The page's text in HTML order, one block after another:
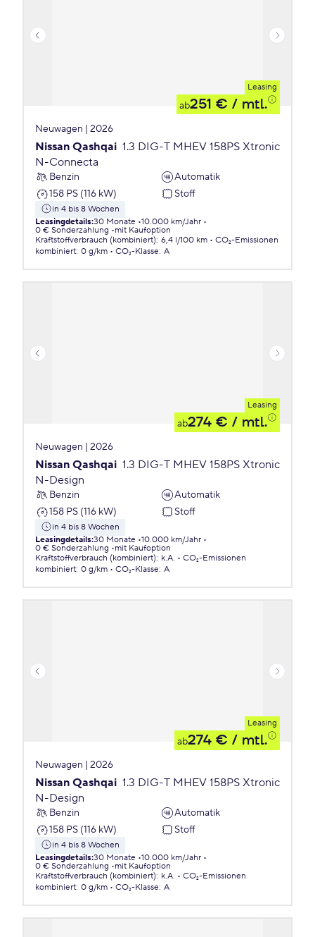
Leasing
ab251 € / mtl.
Neuwagen | 2026
Nissan Qashqai 1.3 DIG-T MHEV 158PS Xtronic
N-Connecta
Benzin
Automatik
158 PS (116 kW)
Stoff
in 4 bis 8 Wochen
Leasingdetails:30 Monate 10.000 km/Jahr
0 € Sonderzahlung
mit Kaufoption
Kraftstoffverbrauch (kombiniert): 6,4 l/100 km
CO₂-Emissionen
kombiniert: 0 g/km CO₂-Klasse: A
Leasing
ab274 € / mtl.
Neuwagen | 2026
Nissan Qashqai 1.3 DIG-T MHEV 158PS Xtronic
N-Design
Benzin
Automatik
158 PS (116 kW)
Stoff
in 4 bis 8 Wochen
Leasingdetails:30 Monate 10.000 km/Jahr
0 € Sonderzahlung
mit Kaufoption
Kraftstoffverbrauch (kombiniert): k.A.
CO₂-Emissionen
kombiniert: 0 g/km CO₂-Klasse: A
Leasing
ab274 € / mtl.
Neuwagen | 2026
Nissan Qashqai 1.3 DIG-T MHEV 158PS Xtronic
N-Design
Benzin
Automatik
158 PS (116 kW)
Stoff
in 4 bis 8 Wochen
Leasingdetails:30 Monate 10.000 km/Jahr
0 € Sonderzahlung
mit Kaufoption
Kraftstoffverbrauch (kombiniert): k.A.
CO₂-Emissionen
kombiniert: 0 g/km CO₂-Klasse: A